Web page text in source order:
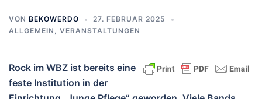
VON BEKOWERDO
27. FEBRUAR 2025
ALLGEMEIN , VERANSTALTUNGEN
Rock im WBZ ist bereits eine
feste Institution in der